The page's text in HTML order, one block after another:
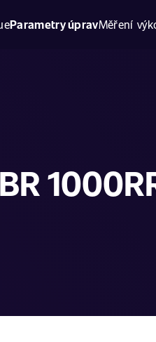
Parametry úpravMěření